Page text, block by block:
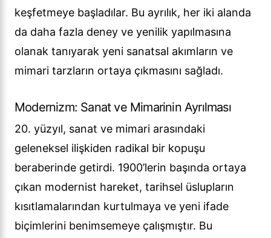
keşfetmeye başladılar. Bu ayrılık, her iki alanda
da daha fazla deney ve yenilik yapılmasına
olanak tanıyarak yeni sanatsal akımların ve
mimari tarzların ortaya çıkmasını sağladı.
Modernizm: Sanat ve Mimarinin Ayrılması
20. yüzyıl, sanat ve mimari arasındaki
geleneksel ilişkiden radikal bir kopuşu
beraberinde getirdi. 1900’lerin başında ortaya
çıkan modernist hareket, tarihsel üslupların
kısıtlamalarından kurtulmaya ve yeni ifade
biçimlerini benimsemeye çalışmıştır. Bu